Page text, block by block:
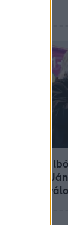
800
Bródy